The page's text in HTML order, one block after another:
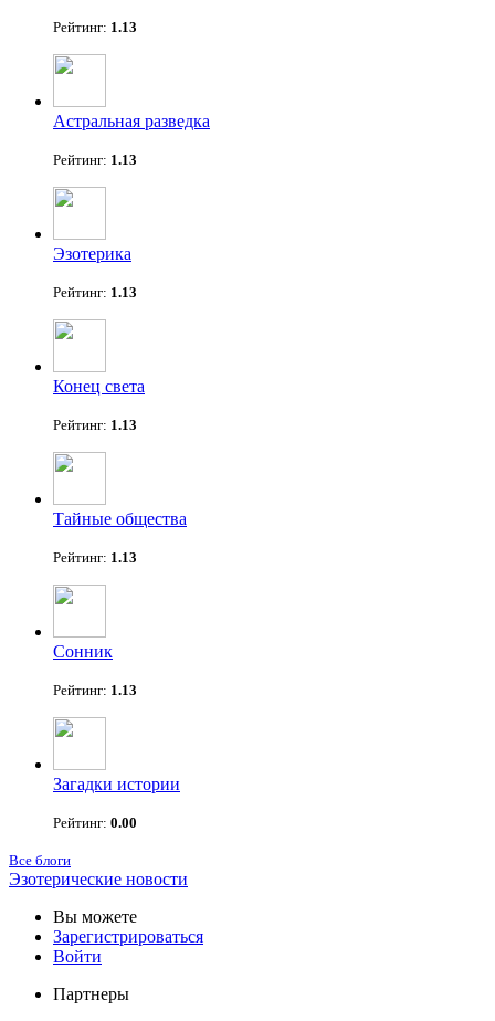
Рейтинг: 1.13
Астральная разведка
Рейтинг: 1.13
Эзотерика
Рейтинг: 1.13
Конец света
Рейтинг: 1.13
Тайные общества
Рейтинг: 1.13
Сонник
Рейтинг: 1.13
Загадки истории
Рейтинг: 0.00
Все блоги
Эзотерические новости
Вы можете
Зарегистрироваться
Войти
Партнеры